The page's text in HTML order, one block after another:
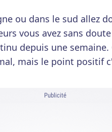
ou dans le sud allez
vous avez sans
depuis une semaine.
mais le point positif
Publicité